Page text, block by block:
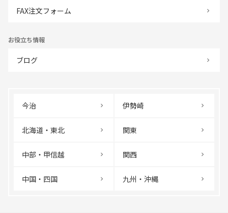
FAX注文フォーム
お役立ち情報
ブログ
今治 伊勢崎
北海道・東北 関東
中部・甲信越 関西
中国・四国 九州・沖縄